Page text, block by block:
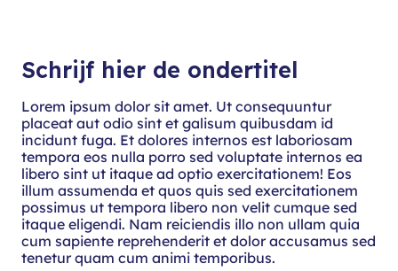
Schrijf hier de ondertitel
Lorem ipsum dolor sit amet. Ut consequuntur
placeat aut odio sint et galisum quibusdam id
incidunt fuga. Et dolores internos est laboriosam
tempora eos nulla porro sed voluptate internos ea
libero sint ut itaque ad optio exercitationem! Eos
illum assumenda et quos quis sed exercitationem
possimus ut tempora libero non velit cumque sed
itaque eligendi. Nam reiciendis illo non ullam quia
cum sapiente reprehenderit et dolor accusamus sed
tenetur quam cum animi temporibus.